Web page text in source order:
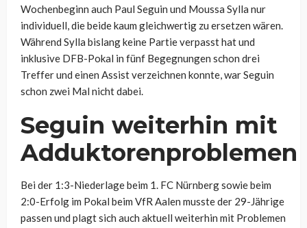
Wochenbeginn auch Paul Seguin und Moussa Sylla nur
individuell, die beide kaum gleichwertig zu ersetzen wären.
Während Sylla bislang keine Partie verpasst hat und
inklusive DFB-Pokal in fünf Begegnungen schon drei
Treffer und einen Assist verzeichnen konnte, war Seguin
schon zwei Mal nicht dabei.
Seguin weiterhin mit
Adduktorenproblemen
Bei der 1:3-Niederlage beim 1. FC Nürnberg sowie beim
2:0-Erfolg im Pokal beim VfR Aalen musste der 29-Jährige
passen und plagt sich auch aktuell weiterhin mit Problemen